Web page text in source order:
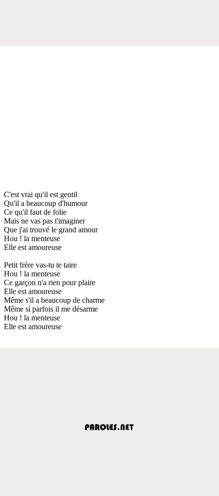
C'est vrai qu'il est gentil
Qu'il a beaucoup d'humour
Ce qu'il faut de folie
Mais ne vas pas t'imaginer
Que j'ai trouvé le grand amour
Hou ! la menteuse
Elle est amoureuse
Petit frère vas-tu te taire
Hou ! la menteuse
Ce garçon n'a rien pour plaire
Elle est amoureuse
Même s'il a beaucoup de charme
Même si parfois il me désarme
Hou ! la menteuse
Elle est amoureuse